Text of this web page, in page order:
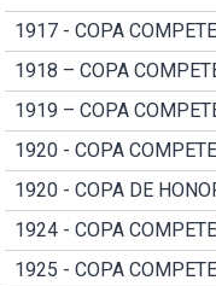
1917 - COPA
1918 – COPA
1919 – COPA
1920 - COPA
1920 - COPA DE
1924 - COPA
1925 - COPA